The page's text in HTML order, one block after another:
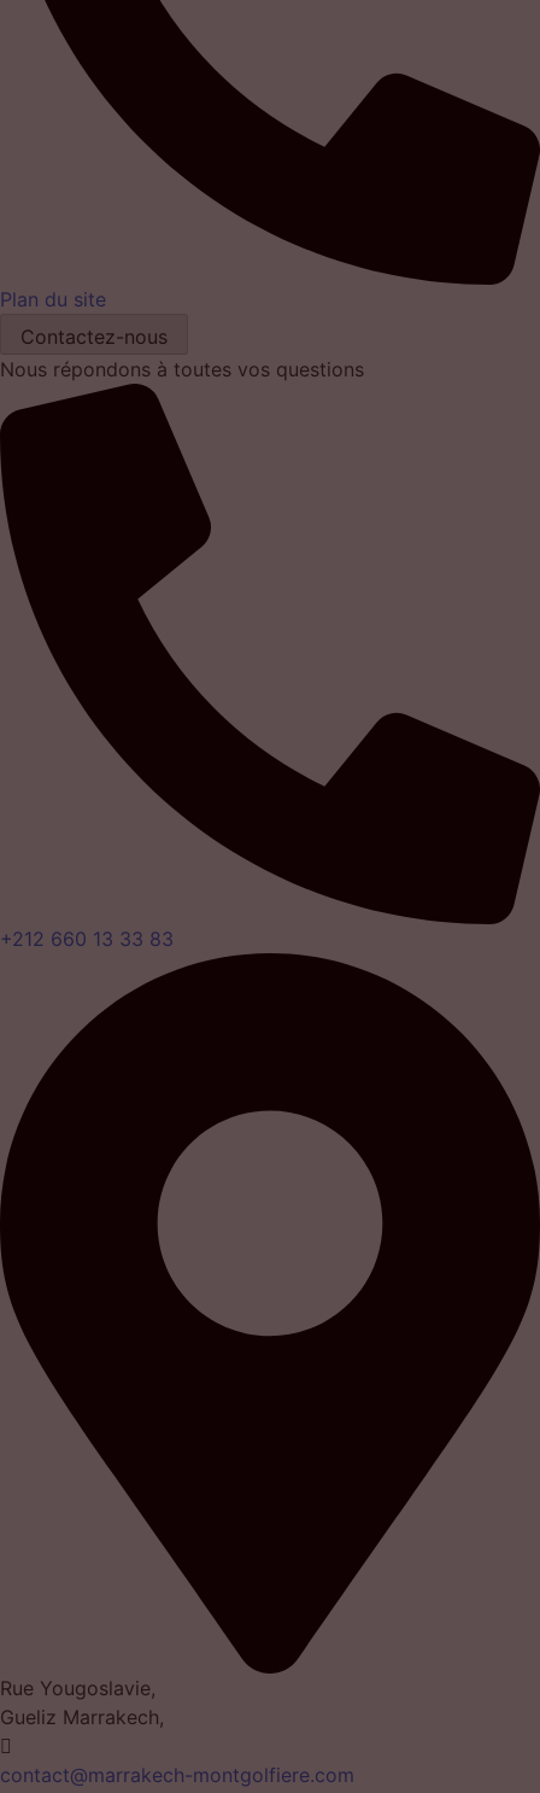
Plan du site
Contactez-nous
Nous répondons à toutes vos questions
+212 660 13 33 83
Rue Yougoslavie,
Gueliz Marrakech,
contact@marrakech-montgolfiere.com